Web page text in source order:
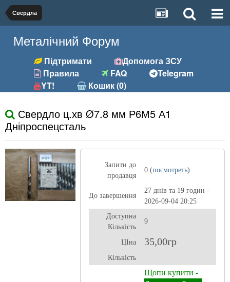
Свердла
Металічний Форум
Підтримати
Допомога ЗСУ
Правила
FAQ
Telegram
YT!
Кошик (0)
Свердло ц.хв Ø7.8 мм Р6М5 А1
Дніпроспецсталь
Запити до
продавця
0 (посмотреть)
До завершення
27 днів та 19 годин -
2026-09-04 20:25
Доступна
Кількість
9
ЦІна 35,00гр
Кількість
Щопи купити -